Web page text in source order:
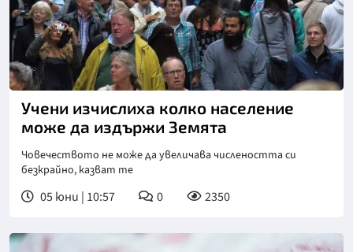
Снимка: Пиксабей
Учени изчислиха колко население
може да издържи Земята
Човечеството не може да увеличава числеността си
безкрайно, казват те
05 юни | 10:57 0 2350